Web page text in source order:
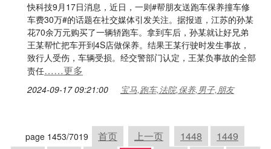
快科技9月17日消息，近日，一则#帮朋友送跑车保养撞车修
车费30万#的话题在社交媒体引发关注。据报道，江苏的孙某
花70余万元购买了一辆轿跑车。拿到车后，孙某就让好兄弟
王某帮忙把车开到4S店做保养。结果王某行驶时发生事故，
致行人受伤，车辆受损。经交警部门认定，王某负事故的全部
责任……更多
2024-09-17 09:21:00 宝马,跑车,法院,保养,男子,朋友
page 1453/7019 首页 上一页 1448
1449